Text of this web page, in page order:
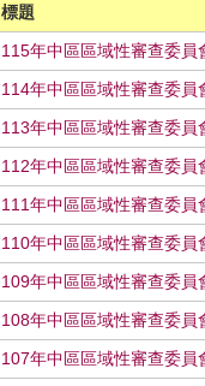
標題
115年中區區域性審查委員
114年中區區域性審查委員
113年中區區域性審查委員
112年中區區域性審查委員
111年中區區域性審查委員
110年中區區域性審查委員
109年中區區域性審查委員
108年中區區域性審查委員
107年中區區域性審查委員